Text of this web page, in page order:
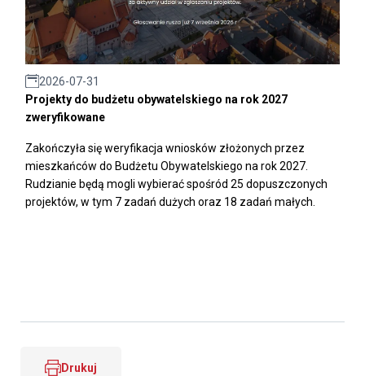
2026-07-31
Projekty do budżetu obywatelskiego na rok 2027
zweryfikowane
Zakończyła się weryfikacja wniosków złożonych przez
mieszkańców do Budżetu Obywatelskiego na rok 2027.
Rudzianie będą mogli wybierać spośród 25 dopuszczonych
projektów, w tym 7 zadań dużych oraz 18 zadań małych.
Drukuj